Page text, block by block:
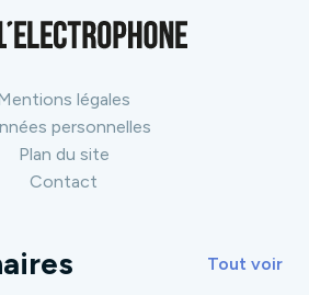
légales
personnelles
Plan du site
Contact
Tout voir